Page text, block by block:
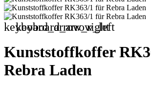
keyboard_arrow_right
keyboard_arrow_left
Kunststoffkoffer
Rebra Laden